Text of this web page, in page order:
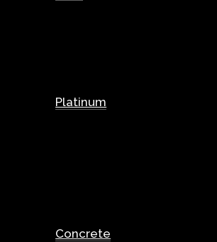
Platinum
Concrete